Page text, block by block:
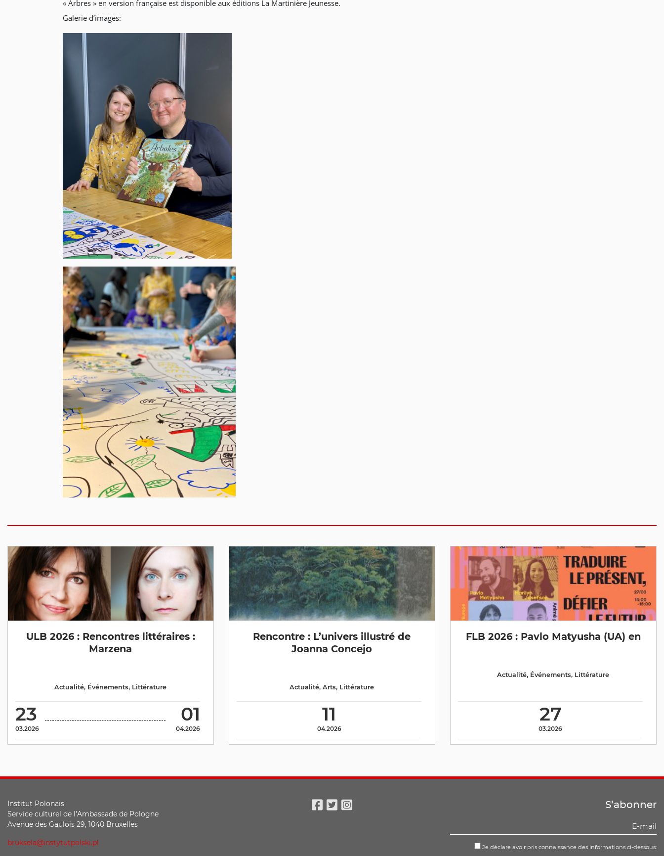
« Arbres » en version française est disponible aux éditions La Martinière Jeunesse.
Galerie d’images:
ULB 2026 : Rencontres littéraires :
Marzena
23
03.2026
01
04.2026
Actualité, Événements, Littérature
Rencontre : L’univers illustré de
Joanna Concejo
11
04.2026
Actualité,Arts, Littérature
FLB 2026 : Pavlo Matyusha (UA) en
27
03.2026
Actualité, Événements, Littérature
Institut Polonais
Service culturel de l’Ambassade de Pologne
Avenue des Gaulois 29, 1040 Bruxelles
bruksela@instytutpolski.pl
S’abonner
Je déclare avoir pris connaissance des informations ci-dessous: